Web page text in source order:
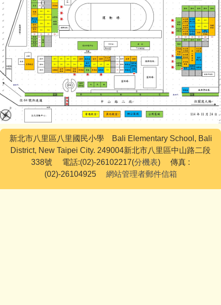
連絡電話與分機
教室分配圖
新北市八里區八里國民小學 Bali Elementary School, Bali
District, New Taipei City. 249004新北市八里區中山路二段
338號 電話:(02)-26102217(分機表) 傳真 :
(02)-26104925
網站管理者郵件信箱